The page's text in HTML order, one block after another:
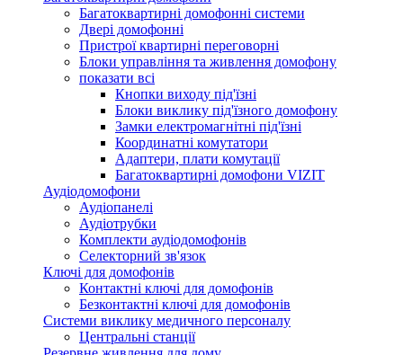
Багатоквартирні домофонні системи
Двері домофонні
Пристрої квартирні переговорні
Блоки управління та живлення домофону
показати всі
Кнопки виходу під'їзні
Блоки виклику під'їзного домофону
Замки електромагнітні під'їзні
Координатні комутатори
Адаптери, плати комутації
Багатоквартирні домофони VIZIT
Аудіодомофони
Аудіопанелі
Аудіотрубки
Комплекти аудіодомофонів
Селекторний зв'язок
Ключі для домофонів
Контактні ключі для домофонів
Безконтактні ключі для домофонів
Системи виклику медичного персоналу
Центральні станції